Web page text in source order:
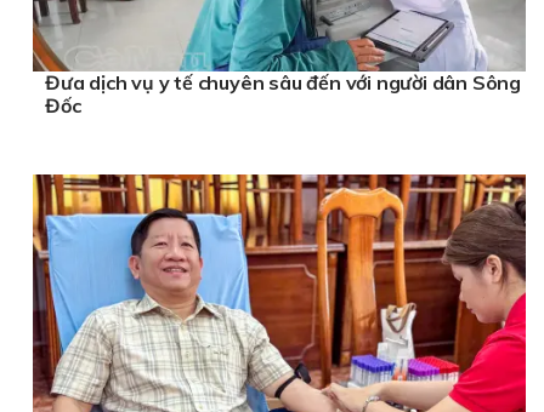
Đưa dịch vụ y tế chuyên sâu đến với người dân Sông
Đốc